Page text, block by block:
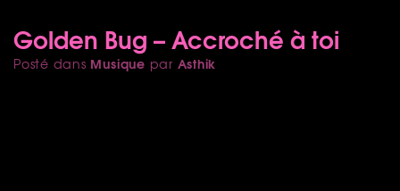
Golden Bug – Accroché à toi
Posté dans Musique par Asthik